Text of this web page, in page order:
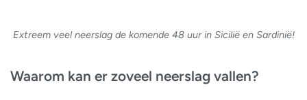
Extreem veel neerslag de komende 48 uur in Sicilië en Sardinië!
Waarom kan er zoveel neerslag vallen?